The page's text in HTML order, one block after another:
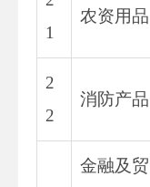
1
农资用品
2
2
消防产品
金融及贸